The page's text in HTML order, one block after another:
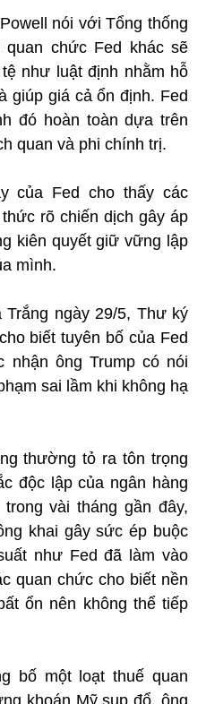
nói với Tổng thống
quan chức Fed khác sẽ
như luật định nhằm hỗ
giúp giá cả ổn định. Fed
đó hoàn toàn dựa trên
quan và phi chính trị.
của Fed cho thấy các
rõ chiến dịch gây áp
kiên quyết giữ vững lập
mình.
ngày 29/5, Thư ký
biết tuyên bố của Fed
nhận ông Trump có nói
sai lầm khi không hạ
thường tỏ ra tôn trọng
độc lập của ngân hàng
vài tháng gần đây,
khai gây sức ép buộc
như Fed đã làm vào
quan chức cho biết nền
ổn nên không thể tiếp
bố một loạt thuế quan
khoán Mỹ sụp đổ, ông